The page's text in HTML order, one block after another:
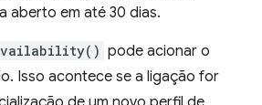
aberto em até 30 dias.
pode acionar o
Isso acontece se a ligação for